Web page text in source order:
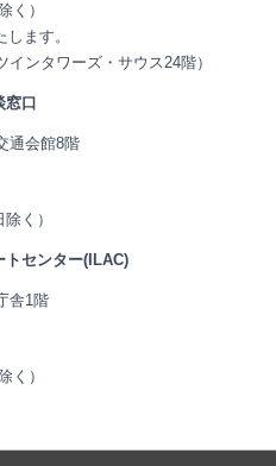
く）
ます。
インタワーズ・サウス24階）
窓口
通会館8階
く）
トセンター(ILAC)
舎1階
く）